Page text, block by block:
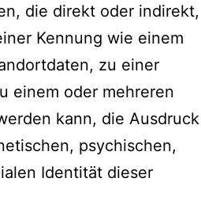
die direkt oder indirekt,
Kennung wie einem
zu einer
einem oder mehreren
kann, die Ausdruck
psychischen,
Identität dieser